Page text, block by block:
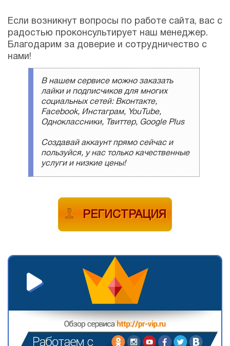
Если возникнут вопросы по работе сайта, вас с
радостью проконсультирует наш менеджер.
Благодарим за доверие и сотрудничество с
нами!
В нашем сервисе можно заказать
лайки и подписчиков для многих
социальных сетей: Вконтакте,
Facebook, Инстаграм, YouTube,
Одноклассники, Твиттер, Google Plus
Создавай аккаунт прямо сейчас и
пользуйся, у нас только качественные
услуги и низкие цены!
РЕГИСТРАЦИЯ